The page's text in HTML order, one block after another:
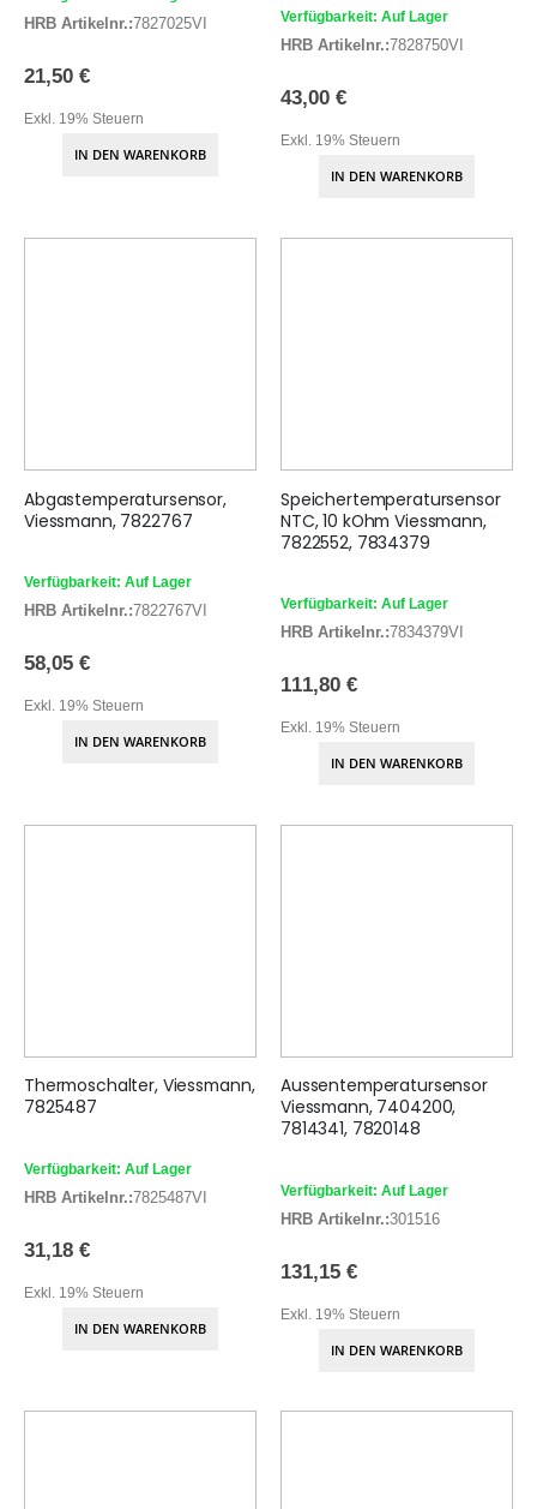
HRB Artikelnr.:7827025VI
21,50 €
Exkl. 19% Steuern
IN DEN WARENKORB
Verfügbarkeit: Auf Lager
HRB Artikelnr.:7828750VI
43,00 €
Exkl. 19% Steuern
IN DEN WARENKORB
Abgastemperatursensor,
Viessmann, 7822767
Verfügbarkeit: Auf Lager
HRB Artikelnr.:7822767VI
58,05 €
Exkl. 19% Steuern
IN DEN WARENKORB
Speichertemperatursensor
NTC, 10 kOhm Viessmann,
7822552, 7834379
Verfügbarkeit: Auf Lager
HRB Artikelnr.:7834379VI
111,80 €
Exkl. 19% Steuern
IN DEN WARENKORB
Thermoschalter, Viessmann,
7825487
Verfügbarkeit: Auf Lager
HRB Artikelnr.:7825487VI
31,18 €
Exkl. 19% Steuern
IN DEN WARENKORB
Aussentemperatursensor
Viessmann, 7404200,
7814341, 7820148
Verfügbarkeit: Auf Lager
HRB Artikelnr.:301516
131,15 €
Exkl. 19% Steuern
IN DEN WARENKORB